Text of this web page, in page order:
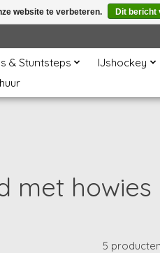
& Stuntsteps IJshockey
met howies
5 producten
website te verbeteren. Dit bericht